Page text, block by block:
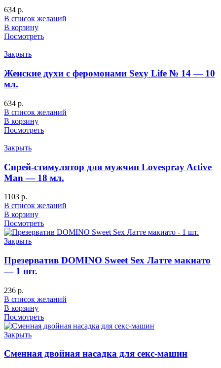
634 р.
В список желаний
В корзину
Посмотреть
Закрыть
Женские духи с феромонами Sexy Life № 14 — 10
мл.
634 р.
В список желаний
В корзину
Посмотреть
Закрыть
Спрей-стимулятор для мужчин Lovespray Active
Man — 18 мл.
1103 р.
В список желаний
В корзину
Посмотреть
Закрыть
Презерватив DOMINO Sweet Sex Латте макиато
— 1 шт.
236 р.
В список желаний
В корзину
Посмотреть
Закрыть
Сменная двойная насадка для секс-машин